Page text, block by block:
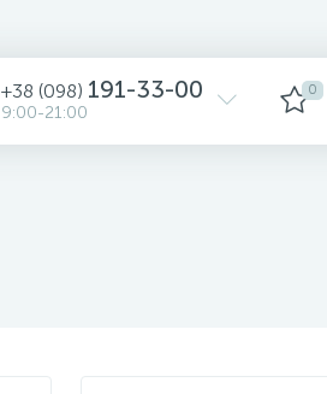
+38 (098) 191-33-00
9:00-21:00
0